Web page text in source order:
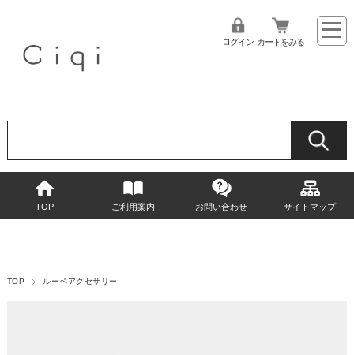
ログイン カートをみる
TOP ご利用案内 お問い合わせ サイトマップ
TOP ルーペアクセサリー